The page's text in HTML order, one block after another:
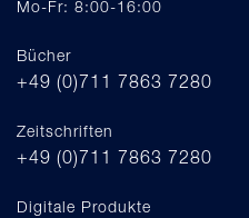
Mo-Fr: 8:00-16:00
Bücher
+49 (0)711 7863 7280
Zeitschriften
+49 (0)711 7863 7280
Digitale Produkte